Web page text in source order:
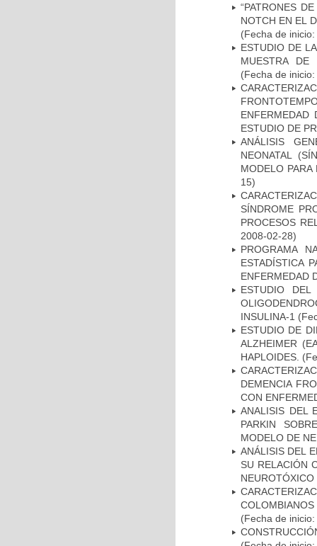
“PATRONES
NOTCH EN EL
(Fecha de
ESTUDIO DE
MUESTRA DE
(Fecha de
ENFERMEDAD
ESTUDIO DE
ANÁLISIS
NEONATAL
MODELO
15)
SÍNDROME
PROCESOS
2008-02-28)
PROGRAMA
ESTADÍSTICA
ENFERMEDAD
ESTUDIO
INSULINA-1
ESTUDIO DE
ALZHEIMER
HAPLOIDES.
DEMENCIA
CON
ANALISIS DEL
PARKIN
MODELO DE
ANÁLISIS DEL
SU RELACIÓN
NEUROTÓXICO
(Fecha de